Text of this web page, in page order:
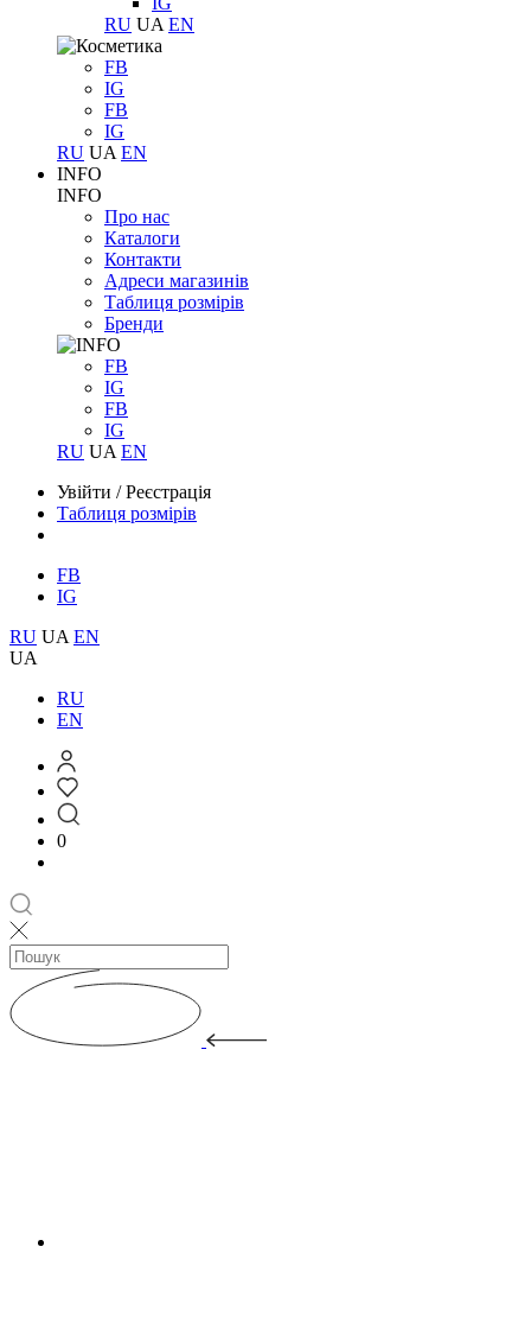
RU UA EN
FB
IG
FB
IG
RU UA EN
INFO
INFO
Про нас
Каталоги
Контакти
Адреси магазинів
Таблиця розмірів
Бренди
FB
IG
FB
IG
RU UA EN
Увійти /Реєстрація
Таблиця розмірів
FB
IG
RU UA EN
UA
RU
EN
0